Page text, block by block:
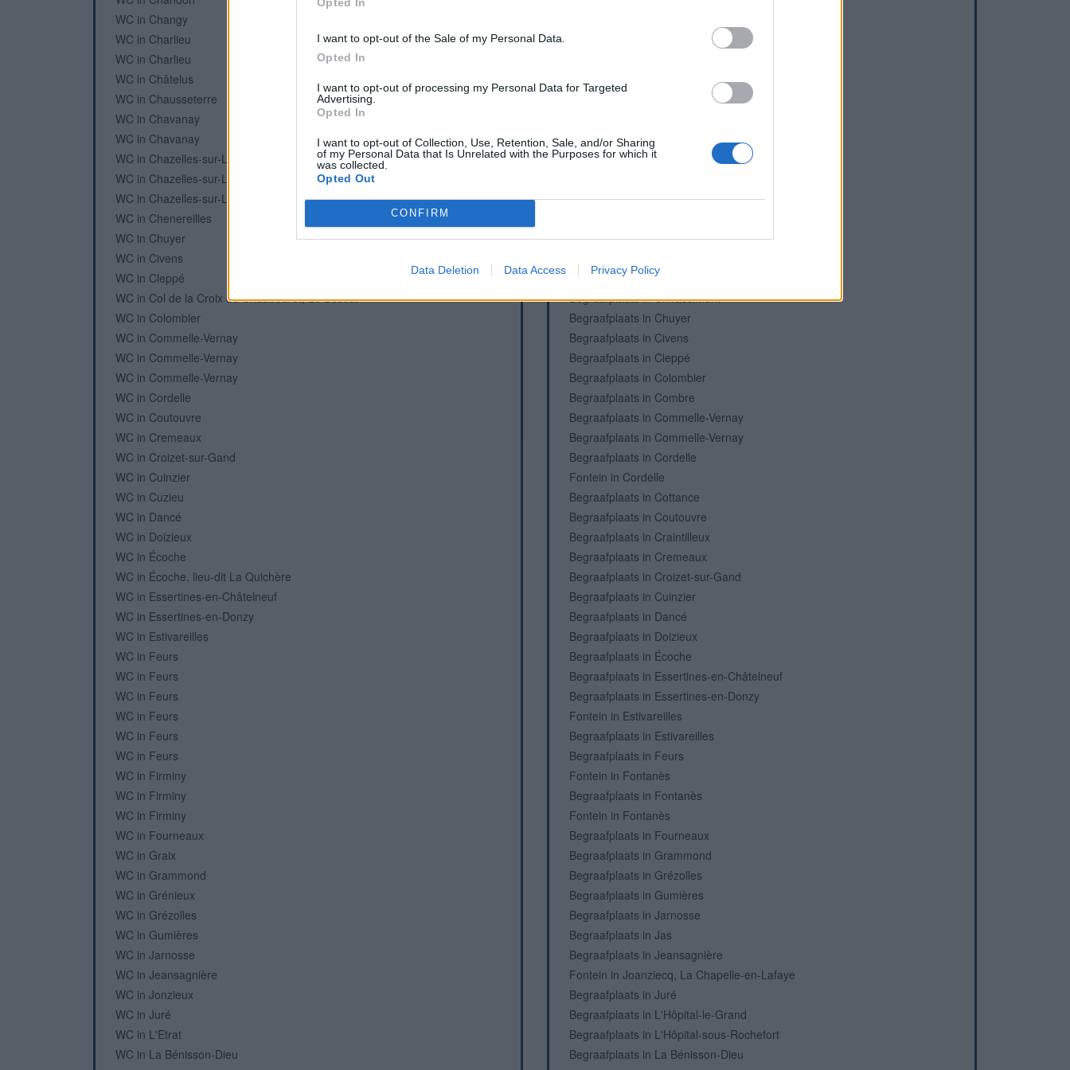
I want to opt-out of the Sale of my Personal Data.
Opted In
I want to opt-out of processing my Personal Data for Targeted
Advertising.
Opted In
I want to opt-out of Collection, Use, Retention, Sale, and/or Sharing
of my Personal Data that Is Unrelated with the Purposes for which it
was collected.
Opted Out
CONFIRM
Data Deletion Data Access Privacy Policy
WC in Changy
WC in Charlieu
WC in Charlieu
WC in Châtelus
WC in Chausseterre
WC in Chavanay
WC in Chavanay
WC in Chazelles-sur-Lavieu
WC in Chazelles-sur-Lyon
WC in Chazelles-sur-Lyon
WC in Chenereilles
WC in Chuyer
WC in Civens
WC in Cleppé
WC in Col de la Croix de Chaubouret, Le Bessat
WC in Colombier
WC in Commelle-Vernay
WC in Commelle-Vernay
WC in Commelle-Vernay
WC in Cordelle
WC in Coutouvre
WC in Cremeaux
WC in Croizet-sur-Gand
WC in Cuinzier
WC in Cuzieu
WC in Dancé
WC in Doizieux
WC in Écoche
WC in Écoche, lieu-dit La Quichère
WC in Essertines-en-Châtelneuf
WC in Essertines-en-Donzy
WC in Estivareilles
WC in Feurs
WC in Feurs
WC in Feurs
WC in Feurs
WC in Feurs
WC in Feurs
WC in Firminy
WC in Firminy
WC in Firminy
WC in Fourneaux
WC in Graix
WC in Grammond
WC in Grénieux
WC in Grézolles
WC in Gumières
WC in Jarnosse
WC in Jeansagnière
WC in Jonzieux
WC in Juré
WC in L'Etrat
WC in La Bénisson-Dieu
Begraafplaats in Chausseterre
Fontein in Chausseterre
Fontein in Chausseterre
Fontein in Chavanay
Begraafplaats in Chazelles-sur-Lavieu
Begraafplaats in Chérier
Begraafplaats in Chevrières
Begraafplaats in Chirassimont
Begraafplaats in Chuyer
Begraafplaats in Civens
Begraafplaats in Cleppé
Begraafplaats in Colombier
Begraafplaats in Combre
Begraafplaats in Commelle-Vernay
Begraafplaats in Commelle-Vernay
Begraafplaats in Cordelle
Fontein in Cordelle
Begraafplaats in Cottance
Begraafplaats in Coutouvre
Begraafplaats in Craintilleux
Begraafplaats in Cremeaux
Begraafplaats in Croizet-sur-Gand
Begraafplaats in Cuinzier
Begraafplaats in Dancé
Begraafplaats in Doizieux
Begraafplaats in Écoche
Begraafplaats in Essertines-en-Châtelneuf
Begraafplaats in Essertines-en-Donzy
Fontein in Estivareilles
Begraafplaats in Estivareilles
Begraafplaats in Feurs
Fontein in Fontanès
Begraafplaats in Fontanès
Fontein in Fontanès
Begraafplaats in Fourneaux
Begraafplaats in Grammond
Begraafplaats in Grézolles
Begraafplaats in Gumières
Begraafplaats in Jarnosse
Begraafplaats in Jas
Begraafplaats in Jeansagnière
Fontein in Joanziecq, La Chapelle-en-Lafaye
Begraafplaats in Juré
Begraafplaats in L'Hôpital-le-Grand
Begraafplaats in L'Hôpital-sous-Rochefort
Begraafplaats in La Bénisson-Dieu